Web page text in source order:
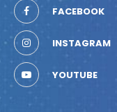
FACEBOOK
INSTAGRAM
YOUTUBE